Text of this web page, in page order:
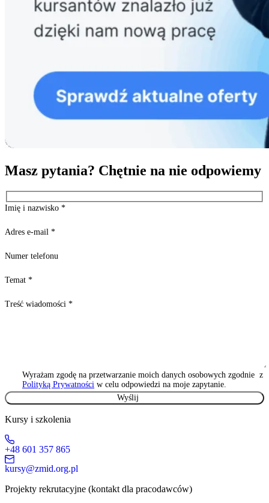
Masz pytania? Chętnie na nie odpowiemy
Imię i nazwisko *
Adres e-mail *
Numer telefonu
Temat *
Treść wiadomości *
Wyrażam zgodę na przetwarzanie moich danych osobowych zgodnie z
Polityką Prywatności w celu odpowiedzi na moje zapytanie.
Kursy i szkolenia
+48 601 357 865
kursy@zmid.org.pl
Projekty rekrutacyjne (kontakt dla pracodawców)